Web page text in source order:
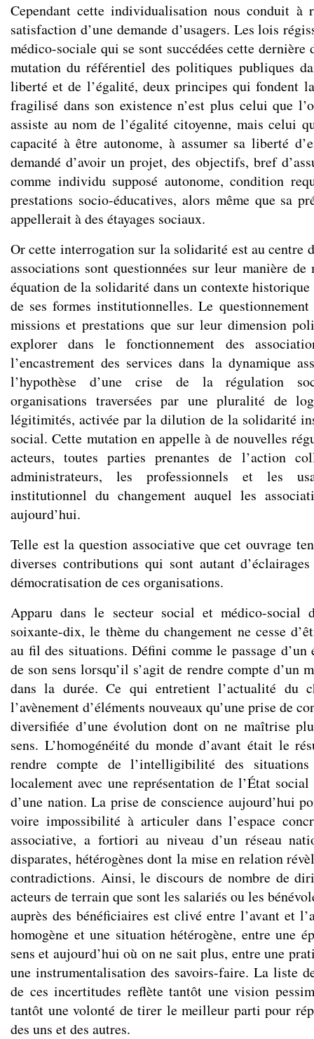
Cependant cette individualisation nous conduit à
satisfaction d’une demande d’usagers. Les lois
médico-sociale qui se sont succédées cette dernière
mutation du référentiel des politiques publiques
liberté et de l’égalité, deux principes qui fondent
fragilisé dans son existence n’est plus celui que
assiste au nom de l’égalité citoyenne, mais celui
capacité à être autonome, à assumer sa liberté
demandé d’avoir un projet, des objectifs, bref
comme individu supposé autonome, condition
prestations socio-éducatives, alors même que sa
appellerait à des étayages sociaux.
Or cette interrogation sur la solidarité est au centre
associations sont questionnées sur leur manière de
équation de la solidarité dans un contexte
de ses formes institutionnelles. Le
missions et prestations que sur leur dimension
explorer dans le fonctionnement des
l’encastrement des services dans la dynamique
l’hypothèse d’une crise de la régulation
organisations traversées par une pluralité de
légitimités, activée par la dilution de la solidarité
social. Cette mutation en appelle à de nouvelles
acteurs, toutes parties prenantes de l’action
administrateurs, les professionnels et les
institutionnel du changement auquel les
aujourd’hui.
Telle est la question associative que cet ouvrage
diverses contributions qui sont autant
démocratisation de ces organisations.
Apparu dans le secteur social et médico-social
soixante-dix, le thème du changement ne cesse
au fil des situations. Défini comme le passage
de son sens lorsqu’il s’agit de rendre compte d’un
dans la durée. Ce qui entretient l’actualité du
l’avènement d’éléments nouveaux qu’une prise de
diversifiée d’une évolution dont on ne maîtrise
sens. L’homogénéité du monde d’avant était le
rendre compte de l’intelligibilité des situations
localement avec une représentation de l’État
d’une nation. La prise de conscience aujourd’hui
voire impossibilité à articuler dans l’espace
associative, a fortiori au niveau d’un réseau
disparates, hétérogènes dont la mise en relation
contradictions. Ainsi, le discours de nombre de
acteurs de terrain que sont les salariés ou les
auprès des bénéficiaires est clivé entre l’avant et
homogène et une situation hétérogène, entre une
sens et aujourd’hui où on ne sait plus, entre une
une instrumentalisation des savoirs-faire. La liste
de ces incertitudes reflète tantôt une vision
tantôt une volonté de tirer le meilleur parti pour
des uns et des autres.